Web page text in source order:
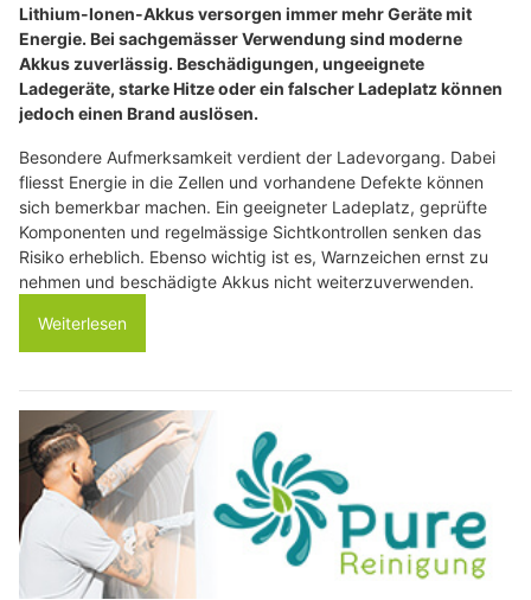
Lithium-Ionen-Akkus versorgen immer mehr Geräte mit
Energie. Bei sachgemässer Verwendung sind moderne
Akkus zuverlässig. Beschädigungen, ungeeignete
Ladegeräte, starke Hitze oder ein falscher Ladeplatz können
jedoch einen Brand auslösen.
Besondere Aufmerksamkeit verdient der Ladevorgang. Dabei
fliesst Energie in die Zellen und vorhandene Defekte können
sich bemerkbar machen. Ein geeigneter Ladeplatz, geprüfte
Komponenten und regelmässige Sichtkontrollen senken das
Risiko erheblich. Ebenso wichtig ist es, Warnzeichen ernst zu
nehmen und beschädigte Akkus nicht weiterzuverwenden.
Weiterlesen